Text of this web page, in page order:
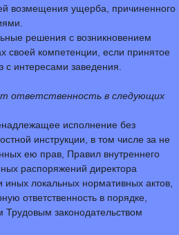
возмещения ущерба, причиненного
решения с возникновением
своей компетенции, если принятое
интересами заведения.
ответственность в следующих
исполнение без
инструкции, в том числе за не
ею прав, Правил внутреннего
распоряжений директора
локальных нормативных актов,
ответственность в порядке,
законодательством